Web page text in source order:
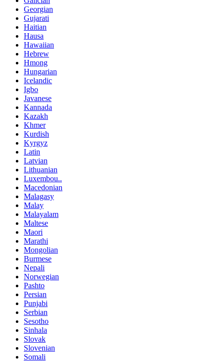
Georgian
Gujarati
Haitian
Hausa
Hawaiian
Hebrew
Hmong
Hungarian
Icelandic
Igbo
Javanese
Kannada
Kazakh
Khmer
Kurdish
Kyrgyz
Latin
Latvian
Lithuanian
Luxembou..
Macedonian
Malagasy
Malay
Malayalam
Maltese
Maori
Marathi
Mongolian
Burmese
Nepali
Norwegian
Pashto
Persian
Punjabi
Serbian
Sesotho
Sinhala
Slovak
Slovenian
Somali